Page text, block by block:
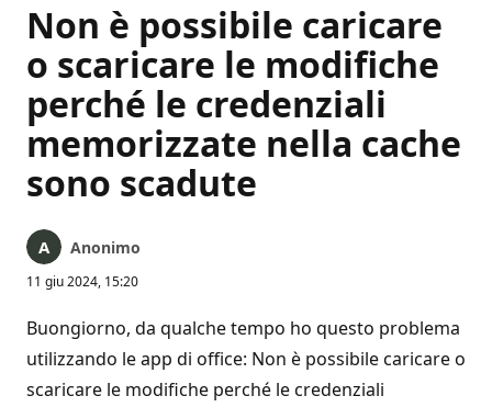
Non è possibile caricare
o scaricare le modifiche
perché le credenziali
memorizzate nella cache
sono scadute
Anonimo
11 giu 2024, 15:20
Buongiorno, da qualche tempo ho questo problema
utilizzando le app di office: Non è possibile caricare o
scaricare le modifiche perché le credenziali